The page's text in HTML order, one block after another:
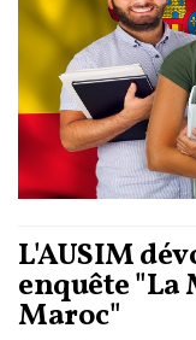
L'AUSIM
enquête
Maroc"